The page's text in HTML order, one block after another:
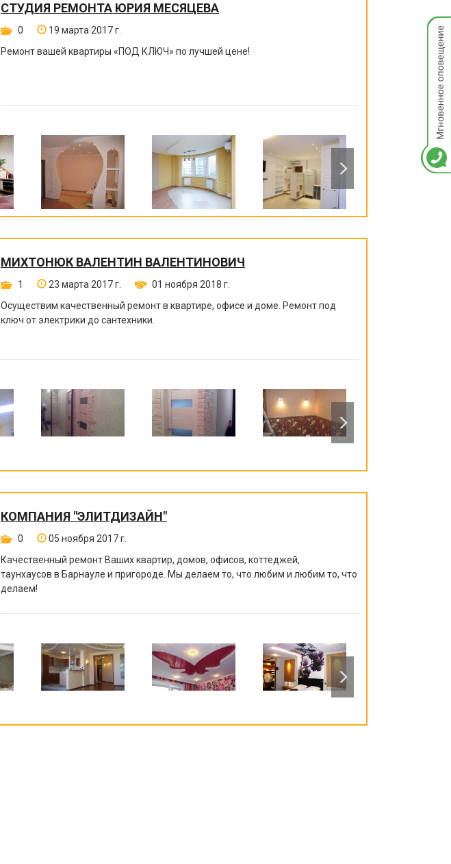
СТУДИЯ РЕМОНТА ЮРИЯ МЕСЯЦЕВА
0
19 марта 2017 г.
Ремонт вашей квартиры «ПОД КЛЮЧ» по лучшей цене!
МИХТОНЮК ВАЛЕНТИН ВАЛЕНТИНОВИЧ
1 23 марта 2017 г.
01 ноября 2018 г.
Осуществим качественный ремонт в квартире, офисе и доме. Ремонт под
ключ от электрики до сантехники.
КОМПАНИЯ "ЭЛИТДИЗАЙН"
0
05 ноября 2017 г.
Качественный ремонт Ваших квартир, домов, офисов, коттеджей,
таунхаусов в Барнауле и пригороде. Мы делаем то, что любим и любим то, что
делаем!